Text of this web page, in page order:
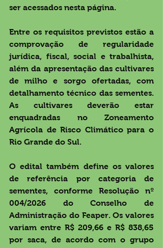
ser acessados ​​nesta página.
Entre os requisitos previstos estão a
comprovação de regularidade
jurídica, fiscal, social e trabalhista,
além da apresentação das cultivares
de milho e sorgo ofertadas, com
detalhamento técnico das sementes.
As cultivares deverão estar
enquadradas no Zoneamento
Agrícola de Risco Climático para o
Rio Grande do Sul.
O edital também define os valores
de referência por categoria de
sementes, conforme Resolução nº
004/2026 do Conselho de
Administração do Feaper. Os valores
variam entre R$ 209,66 e R$ 838,65
por saca, de acordo com o grupo